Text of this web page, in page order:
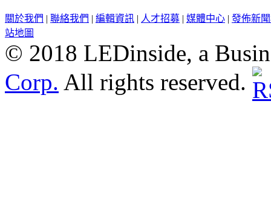
關於我們 | 聯絡我們 | 編輯資訊 | 人才招募 | 媒體中心 | 發佈新
站地圖
© 2018 LEDinside, a
Corp. All rights reserved.